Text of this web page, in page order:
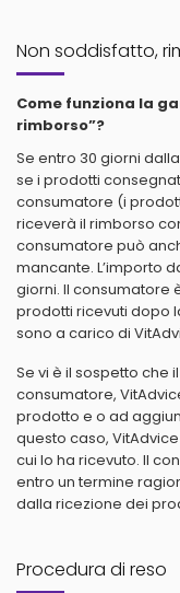
Non soddisfatto,
Come funziona la
rimborso”?
Se entro 30 giorni
se i prodotti
consumatore (i
riceverà il rimborso
consumatore può
mancante. L’importo
giorni. Il consumatore
prodotti ricevuti dopo
sono a carico di
Se vi è il sospetto che
consumatore,
prodotto e o ad
questo caso,
cui lo ha ricevuto. Il
entro un termine
dalla ricezione dei
Procedura di reso